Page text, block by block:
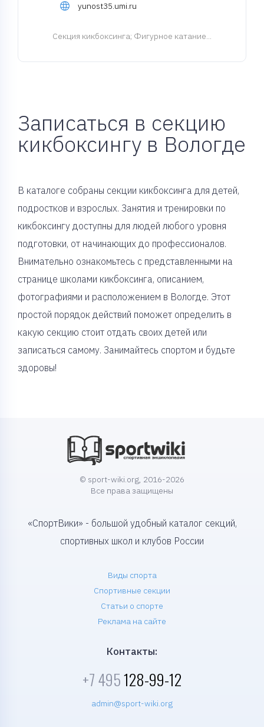
yunost35.umi.ru
Cекция кикбоксинга; Фигурное катание...
Записаться в секцию
кикбоксингу в Вологде
В каталоге собраны секции кикбоксинга для детей,
подростков и взрослых. Занятия и тренировки по
кикбоксингу доступны для людей любого уровня
подготовки, от начинающих до профессионалов.
Внимательно ознакомьтесь с представленными на
странице школами кикбоксинга, описанием,
фотографиями и расположением в Вологде. Этот
простой порядок действий поможет определить в
какую секцию стоит отдать своих детей или
записаться самому. Занимайтесь спортом и будьте
здоровы!
© sport-wiki.org, 2016-2026
Все права защищены
«СпортВики» - большой удобный каталог секций,
спортивных школ и клубов России
Виды спорта
Спортивные секции
Статьи о спорте
Реклама на сайте
Контакты:
+7 495128-99-12
admin@sport-wiki.org